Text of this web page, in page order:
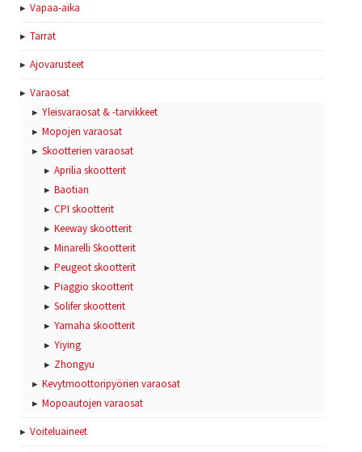
Vapaa-aika
Tarrat
Ajovarusteet
Varaosat
Yleisvaraosat & -tarvikkeet
Mopojen varaosat
Skootterien varaosat
Aprilia skootterit
Baotian
CPI skootterit
Keeway skootterit
Minarelli Skootterit
Peugeot skootterit
Piaggio skootterit
Solifer skootterit
Yamaha skootterit
Yiying
Zhongyu
Kevytmoottoripyörien varaosat
Mopoautojen varaosat
Voiteluaineet